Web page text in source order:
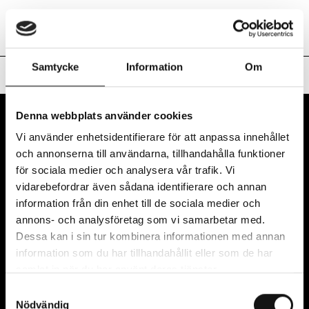
Samtycke Information Om
Denna webbplats använder cookies
Vi använder enhetsidentifierare för att anpassa innehållet
och annonserna till användarna, tillhandahålla funktioner
för sociala medier och analysera vår trafik. Vi
vidarebefordrar även sådana identifierare och annan
information från din enhet till de sociala medier och
annons- och analysföretag som vi samarbetar med.
Dessa kan i sin tur kombinera informationen med annan
information som du har tillhandahållit eller som de har
Nödvändig
Art Inside Out Nuvarande
SvEn
Hem/#17 Forgotten Realms
Art Inside Out drivs av Region Halland i samarbete
med Hallands sex kommuner: Kungsbacka,
Varberg, Falkenberg, Halmstad, Hylte och Laholm.
VÅRT NYHETSBREV